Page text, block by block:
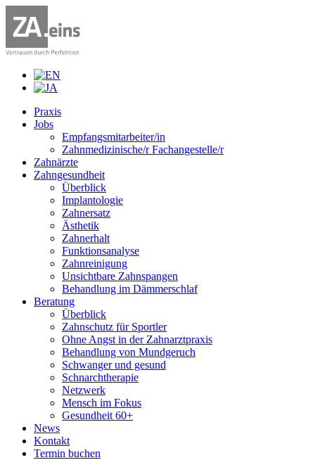
Praxis
Jobs
Empfangsmitarbeiter/in
Zahnmedizinische/r Fachangestelle/r
Zahnärzte
Zahngesundheit
Überblick
Implantologie
Zahnersatz
Ästhetik
Zahnerhalt
Funktionsanalyse
Zahnreinigung
Unsichtbare Zahnspangen
Behandlung im Dämmerschlaf
Beratung
Überblick
Zahnschutz für Sportler
Ohne Angst in der Zahnarztpraxis
Behandlung von Mundgeruch
Schwanger und gesund
Schnarchtherapie
Netzwerk
Mensch im Fokus
Gesundheit 60+
News
Kontakt
Termin buchen